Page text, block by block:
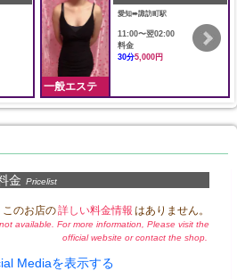
一般エステ
愛知➠諏訪町駅
11:00〜翌02:00
料金
30分5,000円
金 Pricelist
このお店の詳しい料金情報 はありません。
available. For more information, Please visit the
official website or contact the shop.
Mediaを表示する